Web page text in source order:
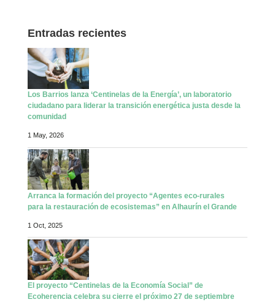
Entradas recientes
Los Barrios lanza ‘Centinelas de la Energía’, un laboratorio
ciudadano para liderar la transición energética justa desde la
comunidad
1 May, 2026
Arranca la formación del proyecto “Agentes eco-rurales
para la restauración de ecosistemas” en Alhaurín el Grande
1 Oct, 2025
El proyecto “Centinelas de la Economía Social” de
Ecoherencia celebra su cierre el próximo 27 de septiembre